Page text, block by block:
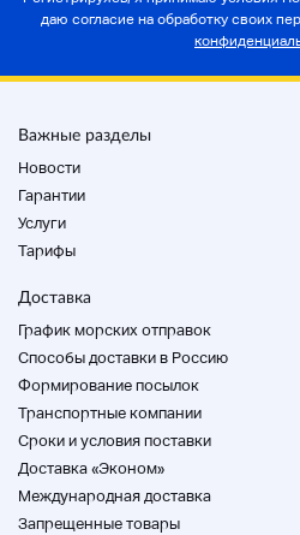
даю согласие на обработку своих
Важные разделы
Новости
Гарантии
Услуги
Тарифы
Доставка
График морских отправок
Способы доставки в Россию
Формирование посылок
Транспортные компании
Cроки и условия поставки
Доставка «Эконом»
Международная доставка
Запрещенные товары